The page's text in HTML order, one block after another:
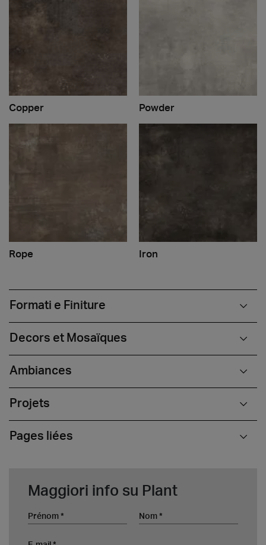
Copper Powder
Rope Iron
Formati e Finiture
Decors et Mosaïques
Ambiances
Projets
Pages liées
Maggiori info su Plant
Prénom Nom
E-mail